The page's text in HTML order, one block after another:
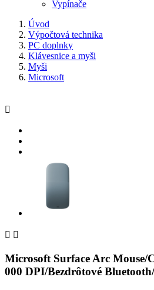
Vypínače
Úvod
Výpočtová technika
PC doplnky
Klávesnice a myši
Myši
Microsoft

 
Microsoft Surface Arc Mouse/
000 DPI/Bezdrôtové